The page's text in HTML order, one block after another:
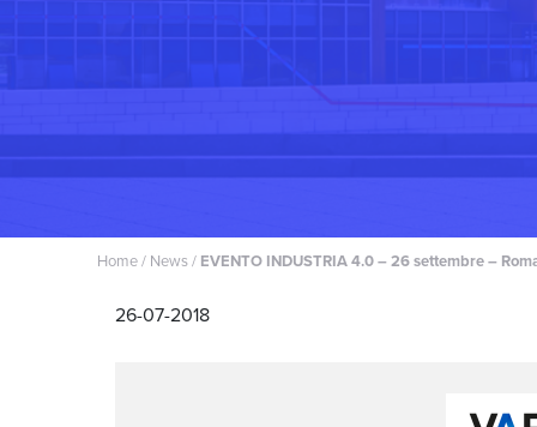
Home/ News/ EVENTO INDUSTRIA 4.0 – 26 settembre –
26-07-2018